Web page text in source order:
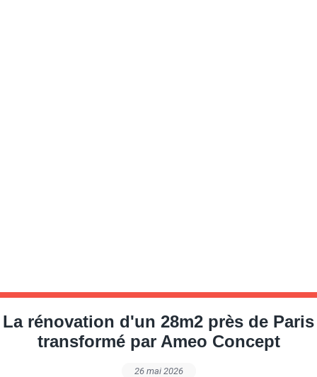
La rénovation d'un 28m2 près de Paris
transformé par Ameo Concept
26 mai 2026